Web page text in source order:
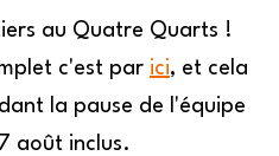
au Quatre Quarts !
c'est par ici, et cela
la pause de l'équipe
août inclus.